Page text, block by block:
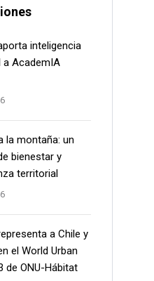
inteligencia
a AcademIA
la montaña: un
bienestar y
territorial
a Chile y
el World Urban
de ONU-Hábitat